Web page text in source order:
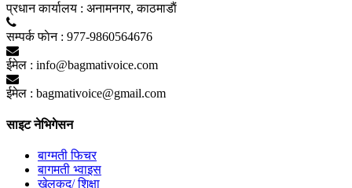
प्रधान कार्यालय : अनामनगर, काठमाडाैं
सम्पर्क फाेन : 977-9860564676
ईमेल : info@bagmativoice.com
ईमेल : bagmativoice@gmail.com
साइट नेभिगेसन
बाग्मती फिचर
बागमती भ्वाइस
खेलकुद/ शिक्षा